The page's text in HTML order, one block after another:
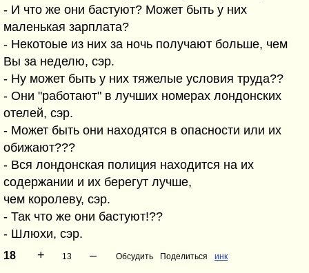
- И что же они бастуют? Может быть у них
маленькая зарплата?
- Некотоые из них за ночь получают больше, чем
Вы за неделю, сэр.
- Ну может быть у них тяжелые условия труда??
- Они "работают" в лучших номерах лондонских
отелей, сэр.
- Может быть они находятся в опасности или их
обижают???
- Вся лондонская полиция находится на их
содержании и их берегут лучше,
чем королеву, сэр.
- Так что же они бастуют!??
- Шлюхи, сэр.
18 + 13 – Обсудить Поделиться инк